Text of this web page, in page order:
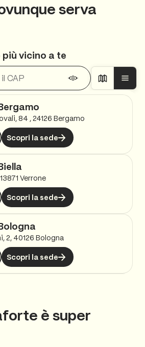
serva
vicino a te
84 , 24126 Bergamo
Scopri la sede
Verrone
Scopri la sede
2, 40126 Bologna
Scopri la sede
Scopri la sedeè super